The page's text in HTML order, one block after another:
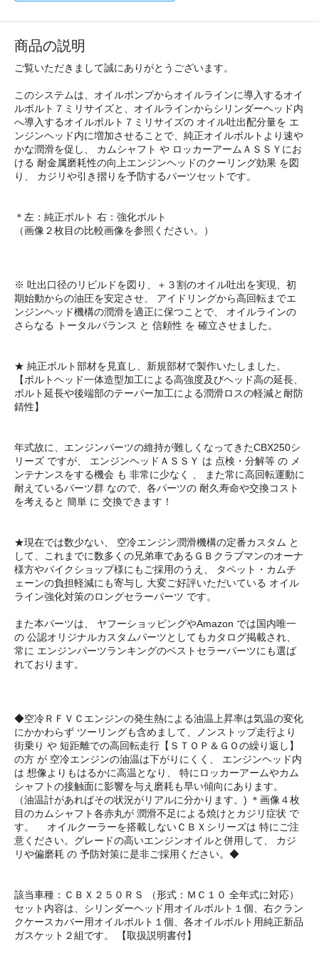
商品の説明
ご覧いただきまして誠にありがとうございます。
このシステムは、オイルポンプからオイルラインに導入するオイ
ルボルト７ミリサイズと、オイルラインからシリンダーヘッド内
へ導入するオイルボルト７ミリサイズの オイル吐出配分量を エ
ンジンヘッド内に増加させることで、純正オイルボルトより速や
かな潤滑を促し、 カムシャフト や ロッカーアームＡＳＳＹにお
ける 耐金属磨耗性の向上エンジンヘッドのクーリング効果 を図
り、 カジリや引き摺りを予防するパーツセットです。
＊左：純正ボルト 右：強化ボルト
（画像２枚目の比較画像を参照ください。）
※ 吐出口径のリビルドを図り、＋３割のオイル吐出を実現、初
期始動からの油圧を安定させ、 アイドリングから高回転までエ
ンジンヘッド機構の潤滑を適正に保つことで、 オイルラインの
さらなる トータルバランス と 信頼性 を 確立させました。
★ 純正ボルト部材を見直し、新規部材で製作いたしました。
【ボルトヘッド一体造型加工による高強度及びヘッド高の延長、
ボルト延長や後端部のテーパー加工による潤滑ロスの軽減と耐防
錆性】
年式故に、エンジンパーツの維持が難しくなってきたCBX250シ
リーズ ですが、 エンジンヘッドＡＳＳＹ は 点検・分解等 の メ
ンテナンスをする機会 も 非常に少なく 、 また常に高回転運動に
耐えているパーツ群 なので、各パーツの 耐久寿命や交換コスト
を考えると 簡単 に 交換できます！
★現在では数少ない、 空冷エンジン潤滑機構の定番カスタム と
して、これまでに数多くの兄弟車であるＧＢクラブマンのオーナ
様方やバイクショップ様にもご採用のうえ、 タペット・カムチ
ェーンの負担軽減にも寄与し 大変ご好評いただいている オイル
ライン強化対策のロングセラーパーツ です。
また本パーツは、 ヤフーショッピングやAmazon では国内唯一
の 公認オリジナルカスタムパーツとしてもカタログ掲載され、
常に エンジンパーツランキングのベストセラーパーツにも選ば
れております。
◆空冷ＲＦＶＣエンジンの発生熱による油温上昇率は気温の変化
にかかわらず ツーリングも含めまして、ノンストップ走行より
街乗り や 短距離での高回転走行【ＳＴＯＰ＆ＧＯの繰り返し】
の方 が 空冷エンジンの油温は下がりにくく、 エンジンヘッド内
は 想像よりもはるかに高温となり、 特にロッカーアームやカム
シャフトの接触面に影響を与え磨耗も早い傾向にあります。
（油温計があればその状況がリアルに分かります。) ＊画像４枚
目のカムシャフト各赤丸が 潤滑不足による焼けとカジリ症状 で
す。 オイルクーラーを搭載しないＣＢＸシリーズは 特にご注
意ください。グレードの高いエンジンオイルと併用して、 カジ
リや偏磨耗 の 予防対策に是非ご採用ください。◆
該当車種：ＣＢＸ２５０ＲＳ （形式：ＭＣ１０ 全年式に対応）
セット内容は、シリンダーヘッド用オイルボルト１個、右クラン
クケースカバー用オイルボルト１個、各オイルボルト用純正新品
ガスケット２組です。 【取扱説明書付】